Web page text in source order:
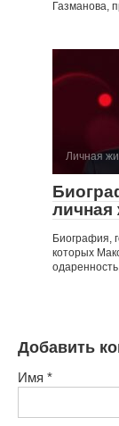
Газманова,
Личная
личная
Биография,
которых
Добавить
Имя *